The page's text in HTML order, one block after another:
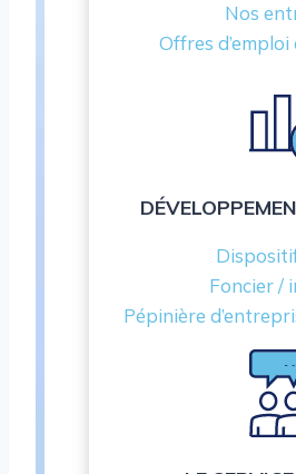
Nos
Offres
Foncier /
Pépinière